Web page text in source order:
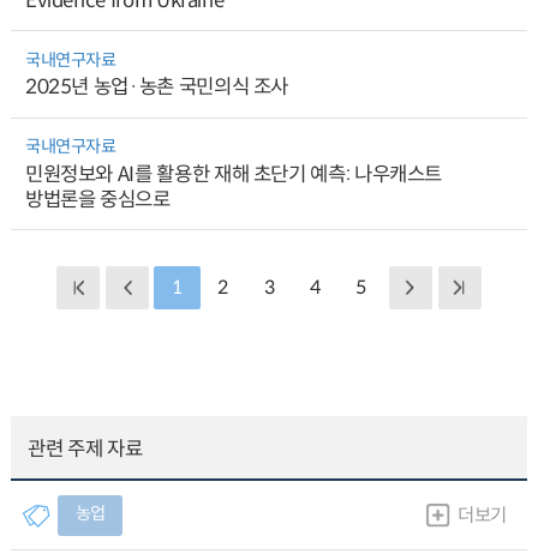
국내연구자료
2025년 농업·농촌 국민의식 조사
국내연구자료
민원정보와 AI를 활용한 재해 초단기 예측: 나우캐스트
방법론을 중심으로
1 2 3 4 5
관련 주제 자료
농업 더보기